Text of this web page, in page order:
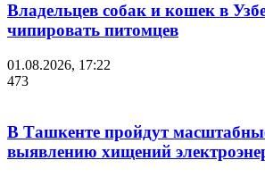
Владельцев собак и кошек в
чипировать питомцев
01.08.2026, 17:22
473
В Ташкенте пройдут
выявлению хищений